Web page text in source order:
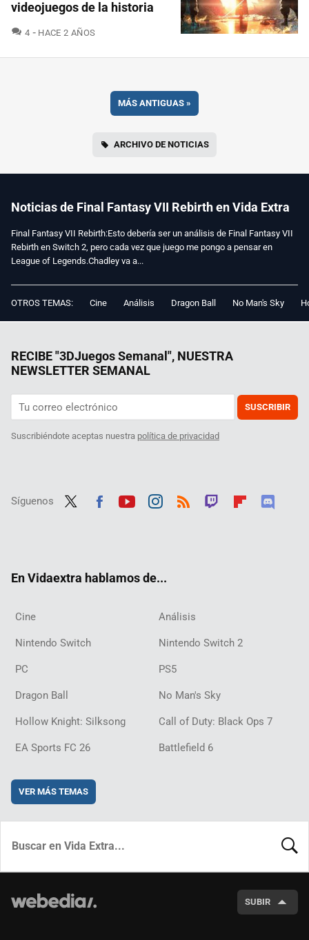
videojuegos de la historia
4 COMENTARIOS
HACE 2 AÑOS
MÁS ANTIGUAS »
ARCHIVO DE NOTICIAS
Noticias de Final Fantasy VII Rebirth en Vida Extra
Final Fantasy VII Rebirth:Esto debería ser un análisis de Final Fantasy VII
Rebirth en Switch 2, pero cada vez que juego me pongo a pensar en
League of Legends.Chadley va a...
OTROS TEMAS: Cine Análisis Dragon Ball No Man's Sky
RECIBE "3DJuegos Semanal", NUESTRA
NEWSLETTER SEMANAL
SUSCRIBIR
Suscribiéndote aceptas nuestra política de privacidad
Síguenos
En Vidaextra hablamos de...
Cine Análisis
Nintendo Switch Nintendo Switch 2
PC PS5
Dragon Ball No Man's Sky
Hollow Knight: Silksong Call of Duty: Black Ops 7
EA Sports FC 26 Battlefield 6
VER MÁS TEMAS
SUBIR